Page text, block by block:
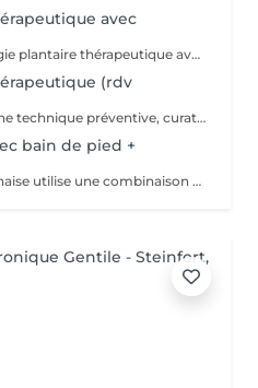
avec
Première séance en réflexologie plantaire thérapeutique avec anamnèse approfondie. La réflexologie plantaire est une technique préventive, curative et manuelle. Cette technique millénaire non-invasive utilise les ressources naturelles de l'organisme et est reconnue par l'OMS (Organisation Mondiale de la Santé) comme une pratique de santé de soins complémentaires. Contre-indications: mycose ou blessure au pied.
(rdv
La réflexologie plantaire est une technique préventive, curative et manuelle. Cette technique millénaire non-invasive utilise les ressources naturelles de l'organisme et est reconnue par l'OMS (Organisation Mondiale de la Santé) comme une pratique de santé de soins complémentaires. Contre-indications: mycose ou blessure au pied.
bain de pied +
La séance de réflexologie balinaise utilise une combinaison de pressions profondes, de mouvements de pétrissage, de tapotements et d'étirements doux pour détendre le corps. Les points de pression utilisés en réflexologie balinaise sont liés à des points d'acupuncture sur les méridiens de la médecine traditionnelle chinoise. La stimulation de ces points peut aider à libérer des blocages énergétiques et à rétablir l'équilibre du corps. Cette séance nous plonge dans la culture balinaise avec ses petits rituels comme l'utilisation du bain de pieds, d'encens ou d'huiles essentielles qui contribuent à créer une atmosphère sacrée et à renforcer l'expérience d'harmonie de l'organisme. La réflexologie balinaise est accessible à tous. Doux et tonique à la fois, il est dans le monde du massage celui qui enveloppe de relaxation les plus hésitants car il offre une très large variété de mouvements. La réflexologie balinaise peut se substituer à la réflexologie plantaire traditionnelle pour apporter un soin d'horizon différent ou un point de départ à tout traitement de réflexologie plantaire de type occidentale. *** La réflexologie balinaise inclut le massage des mollets. Veuillez porter un vêtement ample que vous pourrez remonter aisément jusqu'au genoux *** Bienfaits : - Soutenir et booster le principe d'auto-régulation de l'organisme - Apaisement du système nerveux, massage de détente profonde - Réduction du stress et de l'anxiété - Amélioration de la circulation sanguine - Soulagement des douleurs - Amélioration du sommeil - Soulagement des maux de tête - Amélioration des troubles digestifs - Renforcement du système immunitaire ... Contre-indications : - Fièvre, phase aigüe de maladie - Fracture, foulure, coupure, brûlure ou autre blessure du pied, ongle incarné, mycose - Durant le premier mois de grossesse